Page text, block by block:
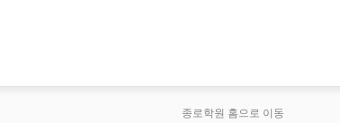
종로학원 홈으로 이동